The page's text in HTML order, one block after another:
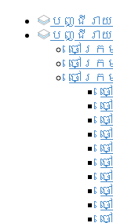
បញ្ជី​រាយ​
បញ្ជី​រា
ចៅក្រ
ចៅក្រ
ចៅក្រ
ច
ច
ច
ច
ច
ច
ច
ច
ច
ច